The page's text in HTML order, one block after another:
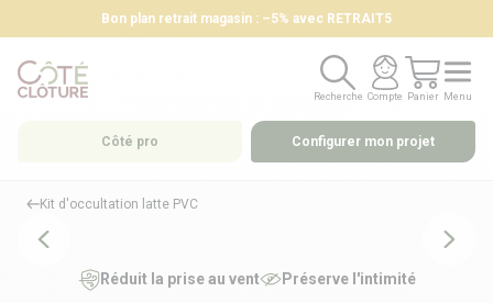
Bon plan retrait magasin : –5% avec RETRAIT5
Recherche
Recherche
Compte
Compte
Panier
Panier
Menu
Menu
Côté pro Configurer mon projet
Kit d'occultation latte PVC
Réduit la prise au vent Préserve l'intimité